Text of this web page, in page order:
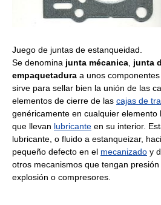
Juego de juntas de estanqueidad.
Se denomina junta mécanica junta
empaquetadura a unos
sirve para sellar bien la unión de las
elementos de cierre de las cajas de
genéricamente en cualquier elemento
que llevan lubricante en su interior.
lubricante, o fluido a estanqueizar,
pequeño defecto en el mecanizado y
otros mecanismos que tengan
explosión o compresores.